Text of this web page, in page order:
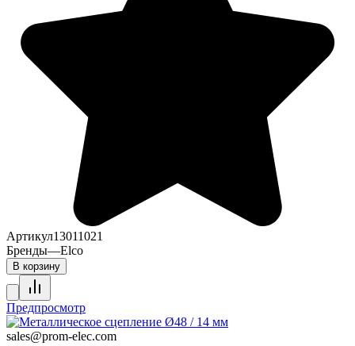
Артикул13011021
Бренды—Elco
В корзину
Предпросмотр
sales@prom-elec.com